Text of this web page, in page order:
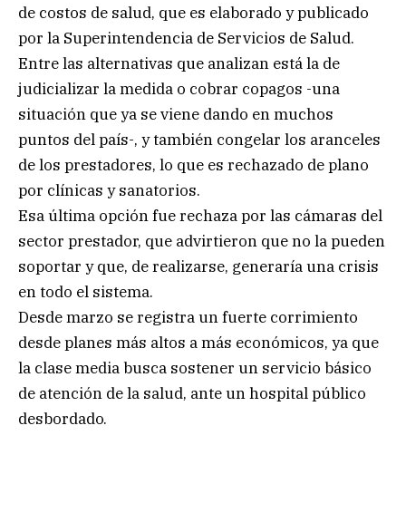
de costos de salud, que es elaborado y publicado
por la Superintendencia de Servicios de Salud.
Entre las alternativas que analizan está la de
judicializar la medida o cobrar copagos -una
situación que ya se viene dando en muchos
puntos del país-, y también congelar los aranceles
de los prestadores, lo que es rechazado de plano
por clínicas y sanatorios.
Esa última opción fue rechaza por las cámaras del
sector prestador, que advirtieron que no la pueden
soportar y que, de realizarse, generaría una crisis
en todo el sistema.
Desde marzo se registra un fuerte corrimiento
desde planes más altos a más económicos, ya que
la clase media busca sostener un servicio básico
de atención de la salud, ante un hospital público
desbordado.